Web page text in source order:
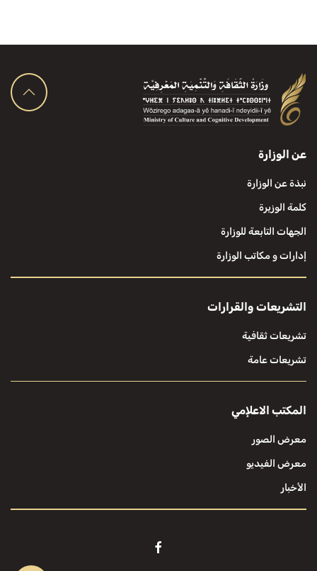
عن الوزارة
نبذة عن الوزارة
كلمة الوزيرة
الجهات التابعة للوزارة
إدارات و مكاتب الوزارة
التشريعات والقرارات
تشريعات ثقافية
تشريعات عامة
المكتب الاعلإمي
معرض الصور
معرض الفيديو
الأخبار